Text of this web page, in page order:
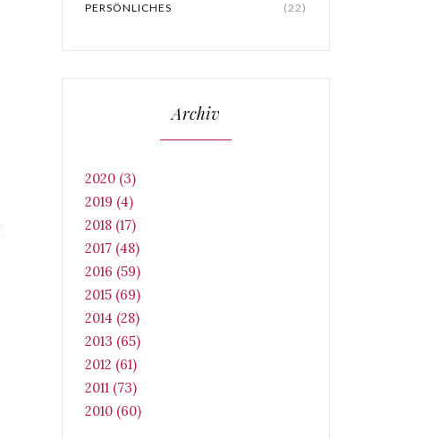
PERSÖNLICHES (22)
Archiv
2020 (3)
2019 (4)
2018 (17)
2017 (48)
2016 (59)
2015 (69)
2014 (28)
2013 (65)
2012 (61)
2011 (73)
2010 (60)